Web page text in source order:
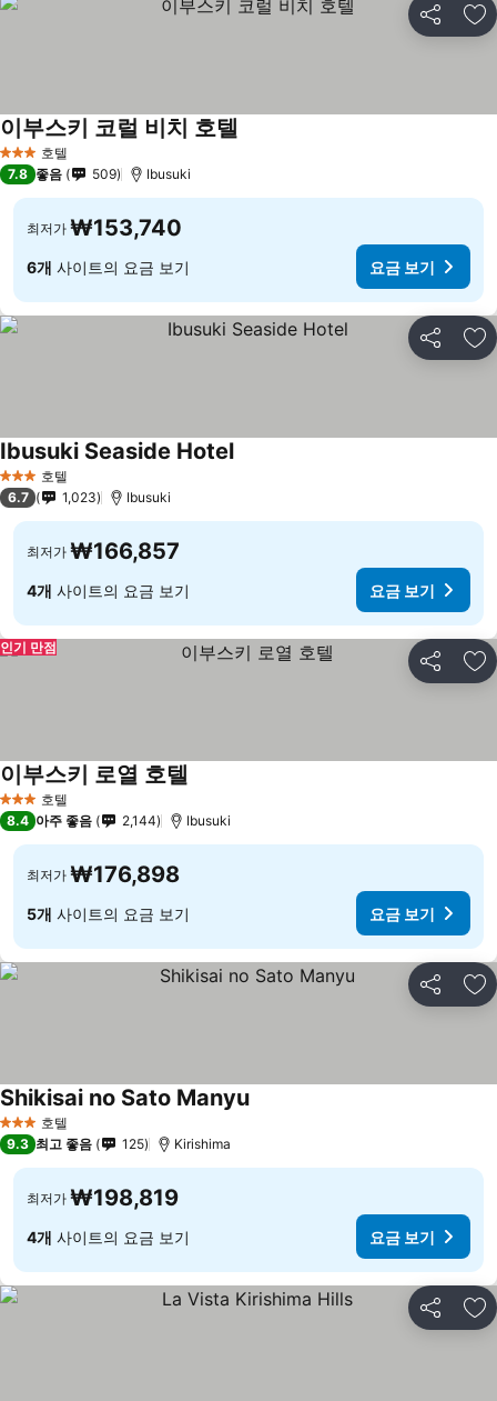
공유 즐
3 성급 호텔
이부스키 코럴 비치 호텔
7.8 좋음 509 Ibusuki
최저가 ₩153,740
6개 사이트의 요금 보기 요금 보기
공유 즐
3 성급 호텔
Ibusuki Seaside Hotel요금 보기
6.7 1,023 Ibusuki
최저가 ₩166,857
4개 사이트의 요금 보기 요금 보기
공유 즐
인기 만점
3 성급 호텔
이부스키 로열 호텔
8.4 아주 좋음 2,144 Ibusuki
최저가 ₩176,898
5개 사이트의 요금 보기 요금 보기
공유 즐
3 성급 호텔
Shikisai no Sato Manyu요금 보기
9.3 최고 좋음 125 Kirishima
최저가 ₩198,819
4개 사이트의 요금 보기 요금 보기
공유 즐